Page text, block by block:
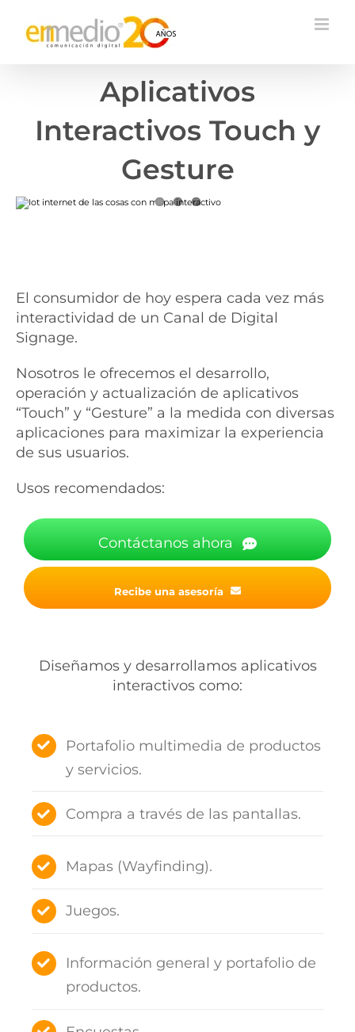
Aplicativos
Interactivos Touch y
Gesture
El consumidor de hoy espera cada vez más
interactividad de un Canal de Digital
Signage.
Nosotros le ofrecemos el desarrollo,
operación y actualización de aplicativos
“Touch” y “Gesture” a la medida con diversas
aplicaciones para maximizar la experiencia
de sus usuarios.
Usos recomendados:
Contáctanos ahora
Recibe una asesoría
Diseñamos y desarrollamos aplicativos
interactivos como:
Portafolio multimedia de productos
y servicios.
Compra a través de las pantallas.
Mapas (Wayfinding).
Juegos.
Información general y portafolio de
productos.